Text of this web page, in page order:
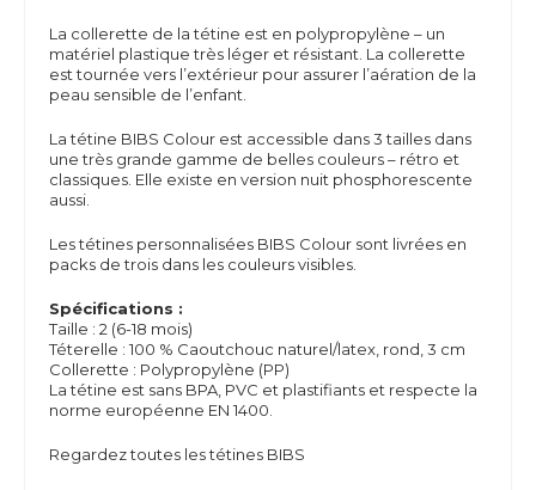
La collerette de la tétine est en polypropylène – un
matériel plastique très léger et résistant. La collerette
est tournée vers l’extérieur pour assurer l’aération de la
peau sensible de l’enfant.
La tétine BIBS Colour est accessible dans 3 tailles dans
une très grande gamme de belles couleurs – rétro et
classiques. Elle existe en version nuit phosphorescente
aussi.
Les tétines personnalisées BIBS Colour sont livrées en
packs de trois dans les couleurs visibles.
Spécifications :
Taille : 2 (6-18 mois)
Téterelle : 100 % Caoutchouc naturel/latex, rond, 3 cm
Collerette : Polypropylène (PP)
La tétine est sans BPA, PVC et plastifiants et respecte la
norme européenne EN 1400.
Regardez toutes les tétines BIBS